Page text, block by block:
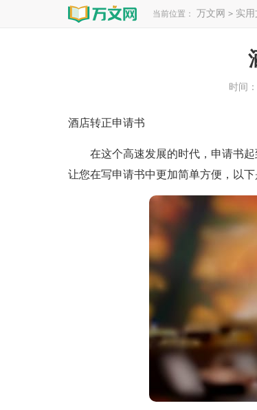
当前位置： 万文网 > 实用
时间
酒店转正申请书
在这个高速发展的时代，申请书起
让您在写申请书中更加简单方便，以